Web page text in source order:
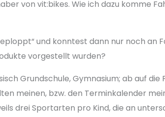
von vit:bikes. Wie ich dazu komme
und konntest dann nur noch
vorgestellt wurden?
Grundschule, Gymnasium; ab auf
meinen, bzw. den Terminkalender
drei Sportarten pro Kind, die an